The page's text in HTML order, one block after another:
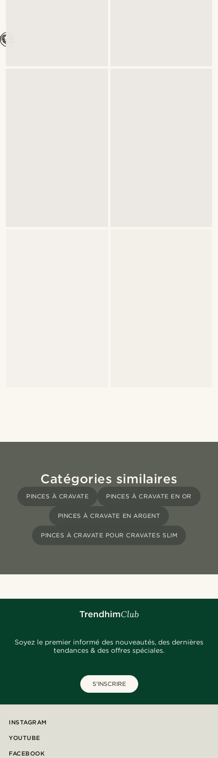
Catégories similaires
PINCES À CRAVATE PINCES À CRAVATE EN OR
PINCES À CRAVATE EN ARGENT
PINCES À CRAVATE POUR CRAVATES SLIM
Soyez le premier informé des nouveautés, des dernières
tendances & des offres spéciales.
S'INSCRIRE
INSTAGRAM
YOUTUBE
FACEBOOK